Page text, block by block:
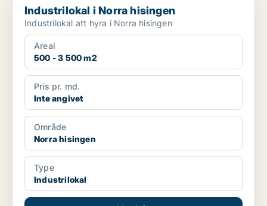
Industrilokal i Norra hisingen
Industrilokal att hyra i Norra hisingen
Areal
500 - 3 500 m2
Pris pr. md.
Inte angivet
Område
Norra hisingen
Type
Industrilokal